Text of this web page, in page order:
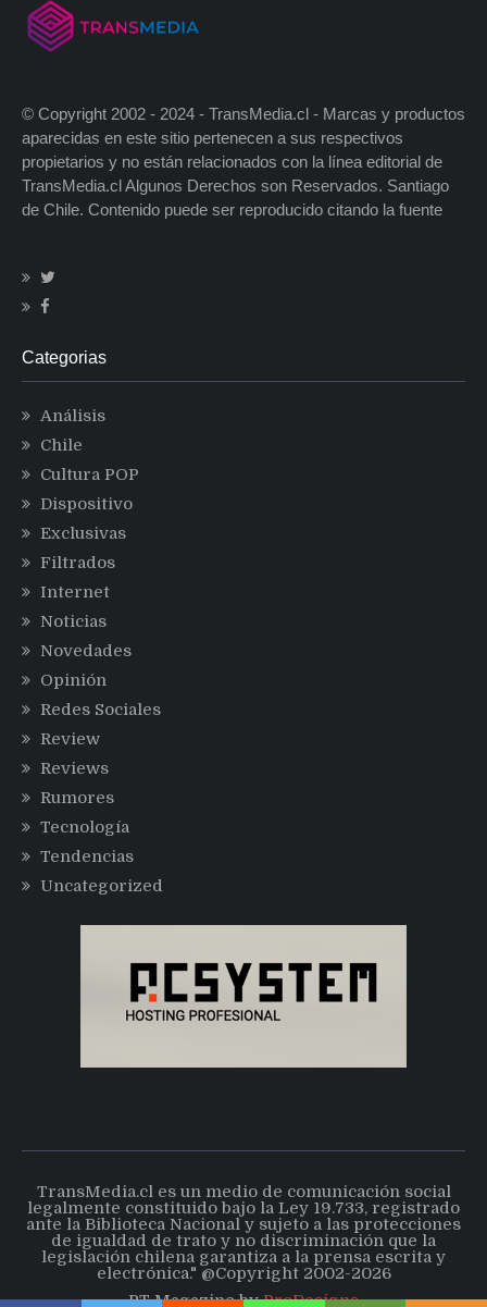
© Copyright 2002 - 2024 - TransMedia.cl - Marcas y productos
aparecidas en este sitio pertenecen a sus respectivos
propietarios y no están relacionados con la línea editorial de
TransMedia.cl Algunos Derechos son Reservados. Santiago
de Chile. Contenido puede ser reproducido citando la fuente
Categorias
Análisis
Chile
Cultura POP
Dispositivo
Exclusivas
Filtrados
Internet
Noticias
Novedades
Opinión
Redes Sociales
Review
Reviews
Rumores
Tecnología
Tendencias
Uncategorized
TransMedia.cl es un medio de comunicación social
legalmente constituido bajo la Ley 19.733, registrado
ante la Biblioteca Nacional y sujeto a las protecciones
de igualdad de trato y no discriminación que la
legislación chilena garantiza a la prensa escrita y
electrónica." @Copyright 2002-2026
PT Magazine byProDesigns